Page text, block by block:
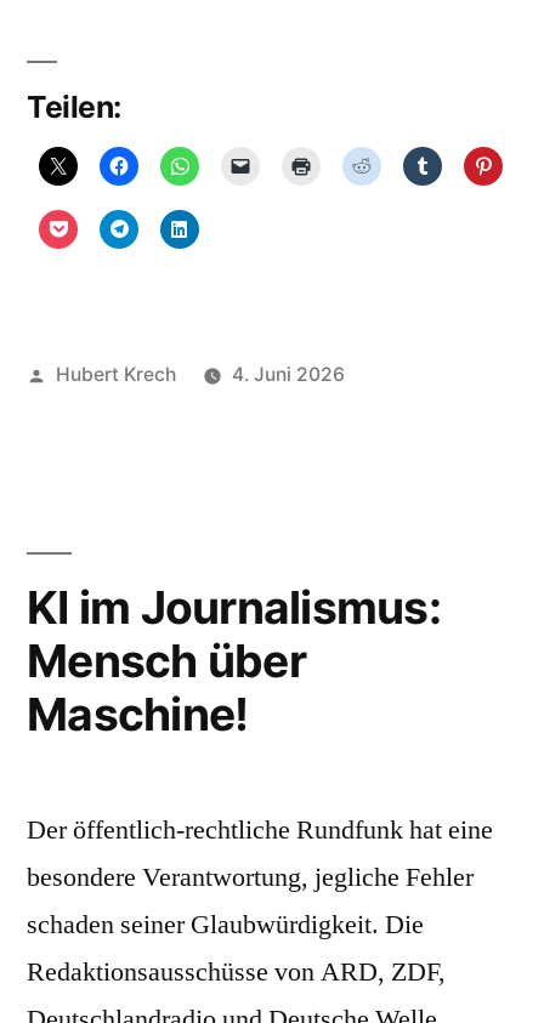
Teilen:
Veröffentlicht
Hubert Krech
4. Juni 2026
–
ein
Irrweg
und
Schlag
KI im Journalismus:
Mensch über
Maschine!
Der öffentlich-rechtliche Rundfunk hat eine
besondere Verantwortung, jegliche Fehler
schaden seiner Glaubwürdigkeit. Die
Redaktionsausschüsse von ARD, ZDF,